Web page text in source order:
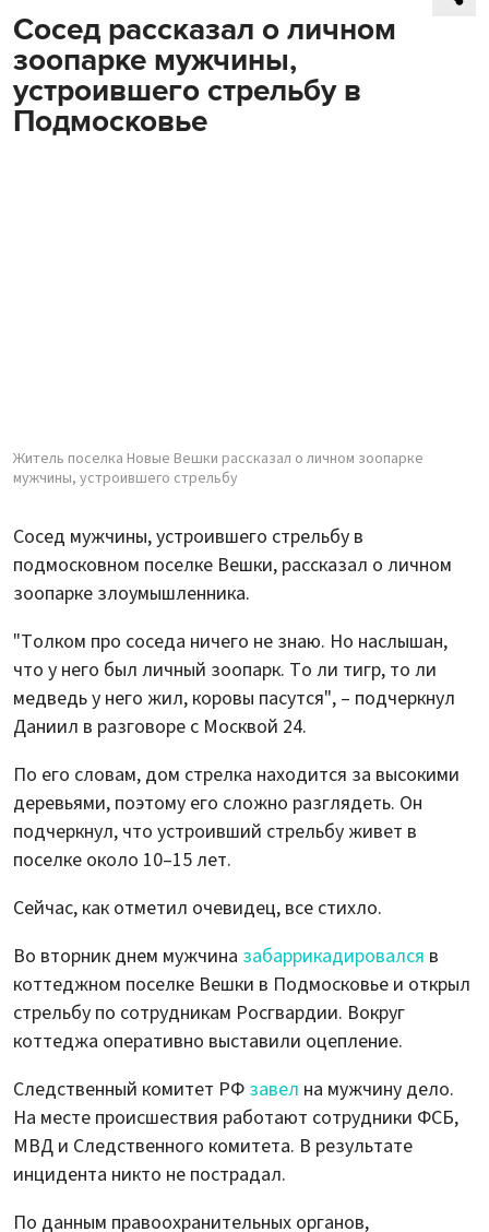
Сосед рассказал о личном
зоопарке мужчины,
устроившего стрельбу в
Подмосковье
Житель поселка Новые Вешки рассказал о личном зоопарке
мужчины, устроившего стрельбу
Сосед мужчины, устроившего стрельбу в
подмосковном поселке Вешки, рассказал о личном
зоопарке злоумышленника.
"Толком про соседа ничего не знаю. Но наслышан,
что у него был личный зоопарк. То ли тигр, то ли
медведь у него жил, коровы пасутся", – подчеркнул
Даниил в разговоре с Москвой 24.
По его словам, дом стрелка находится за высокими
деревьями, поэтому его сложно разглядеть. Он
подчеркнул, что устроивший стрельбу живет в
поселке около 10–15 лет.
Сейчас, как отметил очевидец, все стихло.
Во вторник днем мужчина забаррикадировался в
коттеджном поселке Вешки в Подмосковье и открыл
стрельбу по сотрудникам Росгвардии. Вокруг
коттеджа оперативно выставили оцепление.
Следственный комитет РФ завел на мужчину дело.
На месте происшествия работают сотрудники ФСБ,
МВД и Следственного комитета. В результате
инцидента никто не пострадал.
По данным правоохранительных органов,